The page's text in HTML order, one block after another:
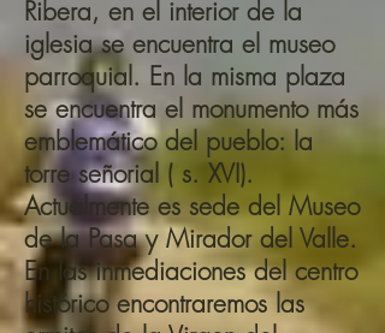
Ribera, en el interior de la
iglesia se encuentra el museo
parroquial. En la misma plaza
se encuentra el monumento más
emblemático del pueblo: la
torre señorial ( s. XVI).
Actualmente es sede del Museo
de la Pasa y Mirador del Valle.
En las inmediaciones del centro
histórico encontraremos las